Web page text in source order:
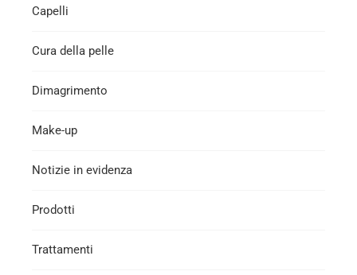
Capelli
Cura della pelle
Dimagrimento
Make-up
Notizie in evidenza
Prodotti
Trattamenti